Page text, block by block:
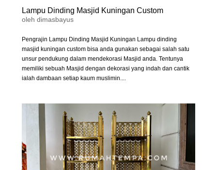
Lampu Dinding Masjid Kuningan Custom
oleh dimasbayus
Pengrajin Lampu Dinding Masjid Kuningan Lampu dinding
masjid kuningan custom bisa anda gunakan sebagai salah satu
unsur pendukung dalam mendekorasi Masjid anda. Tentunya
memiliki sebuah Masjid dengan dekorasi yang indah dan cantik
ialah dambaan setiap kaum muslimin....